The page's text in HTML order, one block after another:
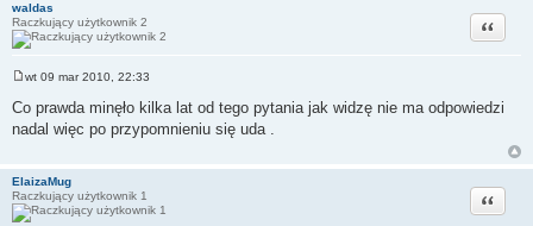
waldas
Raczkujący użytkownik 2
Cytuj
s
t
wt 09 mar 2010, 22:33
Co prawda minęło kilka lat od tego pytania jak widzę nie ma odpowiedzi
nadal więc po przypomnieniu się uda .
ElaizaMug
Raczkujący użytkownik 1
Cytuj